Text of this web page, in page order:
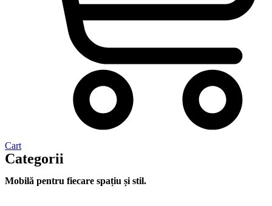
Cart
Categorii
Mobilă pentru fiecare spațiu și stil.